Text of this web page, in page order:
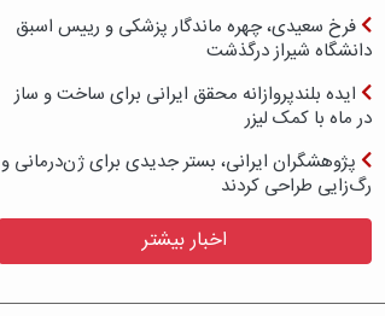
فرخ سعیدی، چهره ماندگار پزشکی و رییس اسبق
دانشگاه شیراز درگذشت
ایده بلندپروازانه محقق ایرانی برای ساخت و ساز
در ماه با کمک لیزر
پژوهشگران ایرانی، بستر جدیدی برای ژن‌درمانی و
رگ‌زایی طراحی کردند
اخبار بیشتر